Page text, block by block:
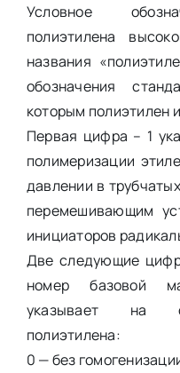
Условное
полиэтилена
названия
обозначения
которым полиэтилен
Первая цифра – 1
полимеризации
давлении в
перемешивающим
инициаторов
Две следующие
номер базовой
указывает на
полиэтилена:
0 — без